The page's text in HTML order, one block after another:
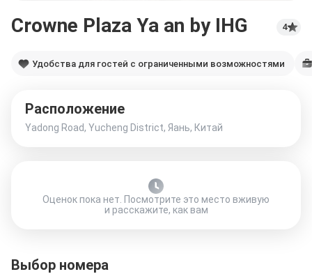
Crowne Plaza Ya an by IHG 4
Удобства для гостей с ограниченными возможностями
Расположение
Yadong Road, Yucheng District, Яань, Китай
Оценок пока нет. Посмотрите это место вживую
и расскажите, как вам
Выбор номера